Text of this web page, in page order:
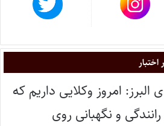
امروز وکلایی داریم که
و نگهبانی روی